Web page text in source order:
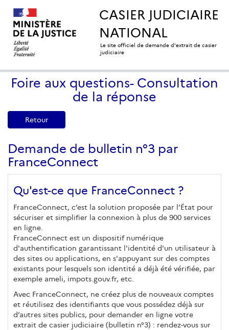
CASIER JUDICIAIRE
NATIONAL
Le site officiel de demande d'extrait de casier
judiciaire
Foire aux questions- Consultation
de la réponse
Retour
Demande de bulletin n°3 par
FranceConnect
Qu'est-ce que FranceConnect ?
FranceConnect, c’est la solution proposée par l’État pour
sécuriser et simplifier la connexion à plus de 900 services
en ligne.
FranceConnect est un dispositif numérique
d'authentification garantissant l'identité d'un utilisateur à
des sites ou applications, en s'appuyant sur des comptes
existants pour lesquels son identité a déjà été vérifiée, par
exemple ameli, impots.gouv.fr, etc.
Avec FranceConnect, ne créez plus de nouveaux comptes
et réutilisez des identifiants que vous possédez déjà sur
d’autres sites publics, pour demander en ligne votre
extrait de casier judiciaire (bulletin n°3) : rendez-vous sur